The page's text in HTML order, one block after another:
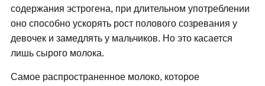
содержания эстрогена, при длительном употреблении
оно способно ускорять рост полового созревания у
девочек и замедлять у мальчиков. Но это касается
лишь сырого молока.
Самое распространенное молоко, которое